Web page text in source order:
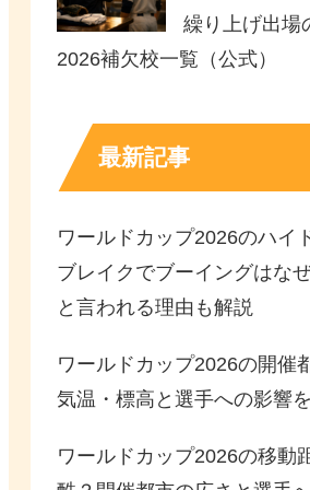
繰り上げ出場
2026補欠校一覧（公式）
最新記事
ワールドカップ2026のハイ
ブレイクでブーイングはな
と言われる理由も解説
ワールドカップ2026の開催
気温・標高と選手への影響
ワールドカップ2026の移動